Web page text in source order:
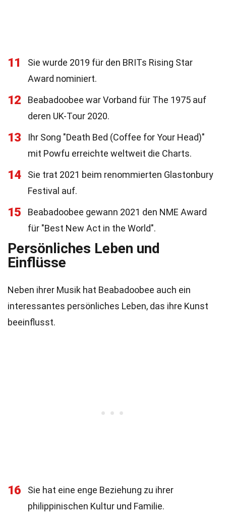
11
Sie wurde 2019 für den BRITs Rising Star
Award nominiert.
12
Beabadoobee war Vorband für The 1975 auf
deren UK-Tour 2020.
13
Ihr Song "Death Bed (Coffee for Your Head)"
mit Powfu erreichte weltweit die Charts.
14
Sie trat 2021 beim renommierten Glastonbury
Festival auf.
15
Beabadoobee gewann 2021 den NME Award
für "Best New Act in the World".
Persönliches Leben und
Einflüsse
Neben ihrer Musik hat Beabadoobee auch ein
interessantes persönliches Leben, das ihre Kunst
beeinflusst.
16
Sie hat eine enge Beziehung zu ihrer
philippinischen Kultur und Familie.